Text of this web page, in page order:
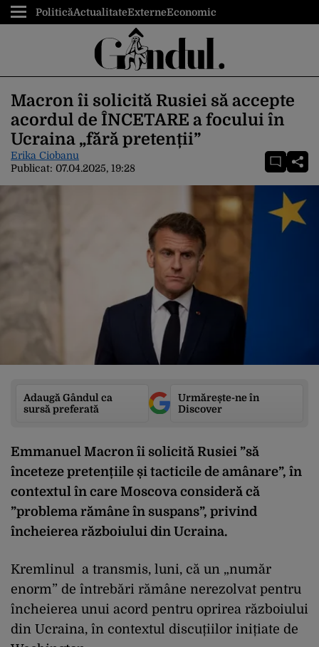
PoliticăActualitateExterneEconomic
Macron îi solicită Rusiei să accepte
acordul de ÎNCETARE a focului în
Ucraina „fără pretenții”
Erika Ciobanu
Publicat: 07.04.2025, 19:28
Adaugă Gândul ca
sursă preferată
Urmărește-ne în
Discover
Emmanuel Macron îi solicită Rusiei ”să
înceteze pretențiile și tacticile de amânare”, în
contextul în care Moscova consideră că
”problema rămâne în suspans”, privind
încheierea războiului din Ucraina.
Kremlinul a transmis, luni, că un „număr
enorm” de întrebări rămâne nerezolvat pentru
încheierea unui acord pentru oprirea războiului
din Ucraina, în contextul discuțiilor inițiate de